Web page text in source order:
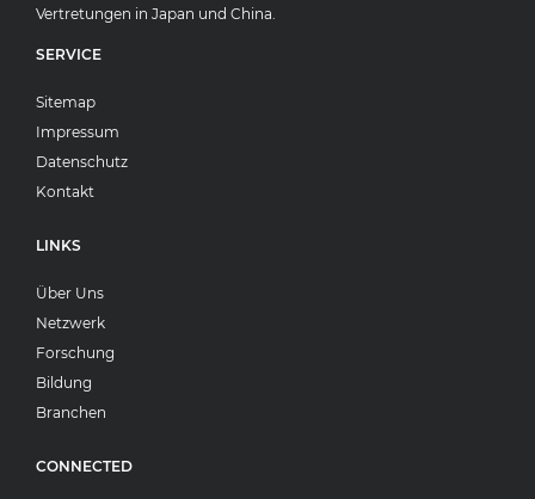
Vertretungen in Japan und China.
SERVICE
Sitemap
Impressum
Datenschutz
Kontakt
LINKS
Über Uns
Netzwerk
Forschung
Bildung
Branchen
CONNECTED